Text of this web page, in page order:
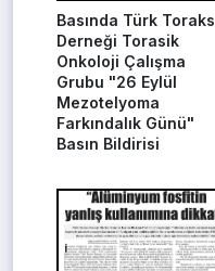
Basında Türk Toraks
Derneği Torasik
Onkoloji Çalışma
Grubu "26 Eylül
Mezotelyoma
Farkındalık Günü"
Basın Bildirisi